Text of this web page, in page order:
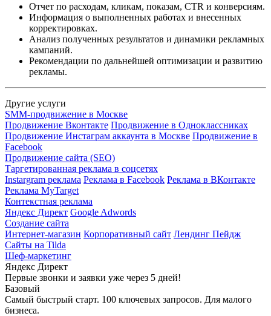
Отчет по расходам, кликам, показам, CTR и конверсиям.
Информация о выполненных работах и внесенных
корректировках.
Анализ полученных результатов и динамики рекламных
кампаний.
Рекомендации по дальнейшей оптимизации и развитию
рекламы.
Другие услуги
SMM-продвижение в Москве
Продвижение Вконтакте Продвижение в Одноклассниках
Продвижение Инстаграм аккаунта в Москве Продвижение в
Facebook
Продвижение сайта (SEO)
Таргетированная реклама в соцсетях
Instargram реклама Реклама в Facebook Реклама в ВКонтакте
Реклама MyTarget
Контекстная реклама
Яндекс Директ Google Adwords
Создание сайта
Интернет-магазин Корпоративный сайт Лендинг Пейдж
Сайты на Tilda
Шеф-маркетинг
Яндекс Директ
Первые звонки и заявки уже через 5 дней!
Базовый
Самый быстрый старт. 100 ключевых запросов. Для малого
бизнеса.